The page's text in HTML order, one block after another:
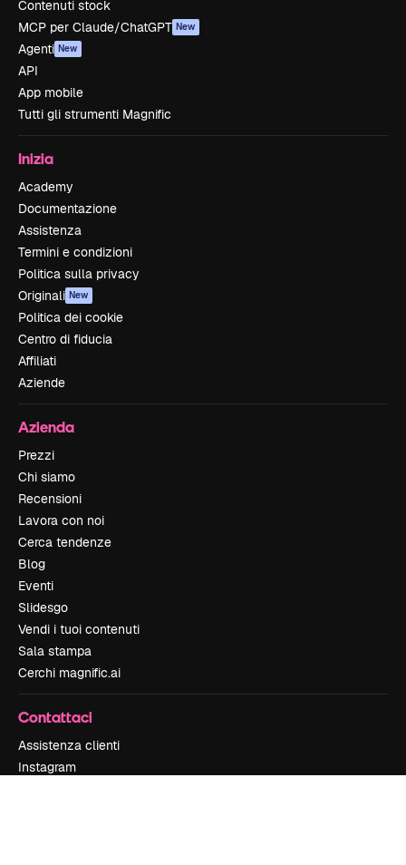
Contenuti stock
MCP per Claude/ChatGPT New
Agenti New
API
App mobile
Tutti gli strumenti Magnific
Inizia
Academy
Documentazione
Assistenza
Termini e condizioni
Politica sulla privacy
Originali New
Politica dei cookie
Centro di fiducia
Affiliati
Aziende
Azienda
Prezzi
Chi siamo
Recensioni
Lavora con noi
Cerca tendenze
Blog
Eventi
Slidesgo
Vendi i tuoi contenuti
Sala stampa
Cerchi magnific.ai
Contattaci
Assistenza clienti
Instagram